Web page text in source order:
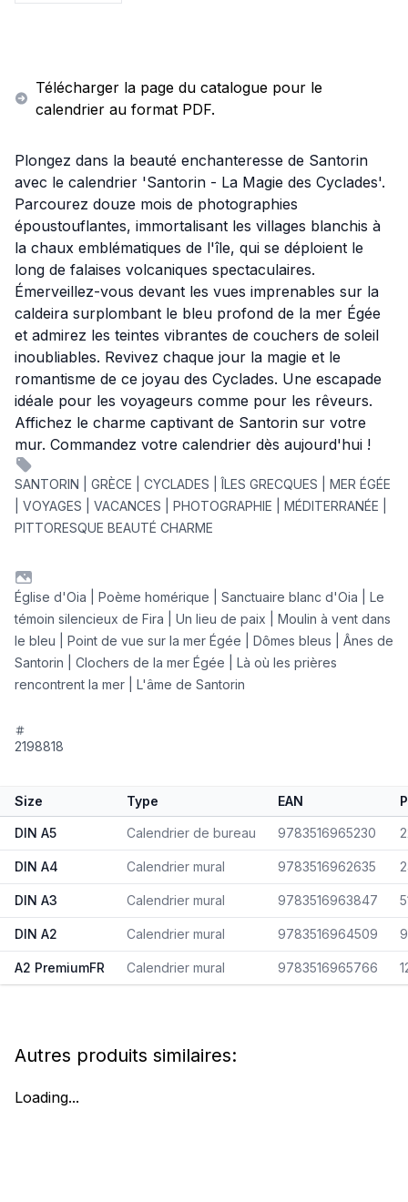
Télécharger la page du catalogue pour le
calendrier au format PDF.
Plongez dans la beauté enchanteresse de Santorin
avec le calendrier 'Santorin - La Magie des Cyclades'.
Parcourez douze mois de photographies
époustouflantes, immortalisant les villages blanchis à
la chaux emblématiques de l'île, qui se déploient le
long de falaises volcaniques spectaculaires.
Émerveillez-vous devant les vues imprenables sur la
caldeira surplombant le bleu profond de la mer Égée
et admirez les teintes vibrantes de couchers de soleil
inoubliables. Revivez chaque jour la magie et le
romantisme de ce joyau des Cyclades. Une escapade
idéale pour les voyageurs comme pour les rêveurs.
Affichez le charme captivant de Santorin sur votre
mur. Commandez votre calendrier dès aujourd'hui !
SANTORIN | GRÈCE | CYCLADES | ÎLES GRECQUES | MER ÉGÉE
| VOYAGES | VACANCES | PHOTOGRAPHIE | MÉDITERRANÉE |
PITTORESQUE BEAUTÉ CHARME
Église d'Oia | Poème homérique | Sanctuaire blanc d'Oia | Le
témoin silencieux de Fira | Un lieu de paix | Moulin à vent dans
le bleu | Point de vue sur la mer Égée | Dômes bleus | Ânes de
Santorin | Clochers de la mer Égée | Là où les prières
rencontrent la mer | L'âme de Santorin
2198818
Size Type EAN
DIN A5 Calendrier de bureau 9783516965230
DIN A4 Calendrier mural 9783516962635
DIN A3 Calendrier mural 9783516963847
DIN A2 Calendrier mural 9783516964509
A2 PremiumFR Calendrier mural 9783516965766
Autres produits similaires:
Loading...